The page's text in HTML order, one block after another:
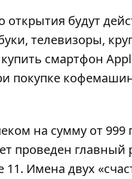
открытия будут
телевизоры,
смартфон
покупке
на сумму от
проведен
11. Имена двух